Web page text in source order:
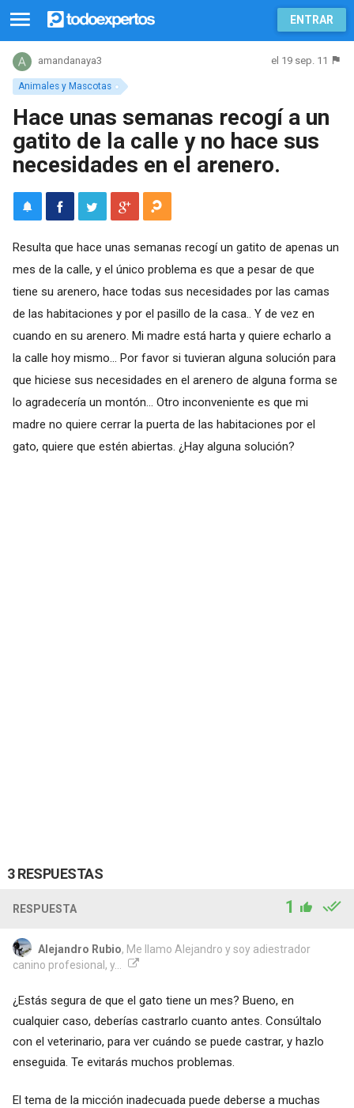
ENTRAR
Animales y Mascotas
amandanaya3 el 19 sep. 11
Hace unas semanas recogí a un
gatito de la calle y no hace sus
necesidades en el arenero.
Resulta que hace unas semanas recogí un gatito de apenas un
mes de la calle, y el único problema es que a pesar de que
tiene su arenero, hace todas sus necesidades por las camas
de las habitaciones y por el pasillo de la casa.. Y de vez en
cuando en su arenero. Mi madre está harta y quiere echarlo a
la calle hoy mismo... Por favor si tuvieran alguna solución para
que hiciese sus necesidades en el arenero de alguna forma se
lo agradecería un montón... Otro inconveniente es que mi
madre no quiere cerrar la puerta de las habitaciones por el
gato, quiere que estén abiertas. ¿Hay alguna solución?
3 RESPUESTAS
RESPUESTA 1
Alejandro Rubio, Me llamo Alejandro y soy adiestrador
canino profesional, y...
¿Estás segura de que el gato tiene un mes? Bueno, en
cualquier caso, deberías castrarlo cuanto antes. Consúltalo
con el veterinario, para ver cuándo se puede castrar, y hazlo
enseguida. Te evitarás muchos problemas.
El tema de la micción inadecuada puede deberse a muchas